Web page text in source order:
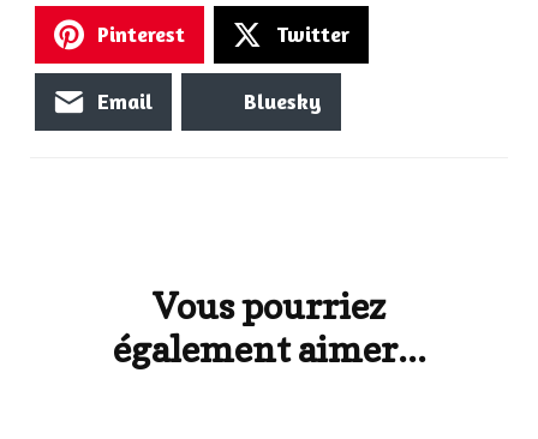
Pinterest Twitter
Email Bluesky
Vous pourriez
également aimer...